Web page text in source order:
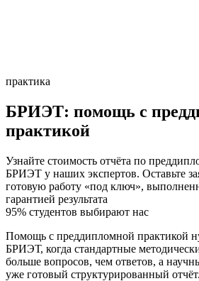
практика
БРИЭТ: помощь с
практикой
Узнайте стоимость отчёта по
БРИЭТ у наших экспертов. Оставьте
готовую работу «под ключ»,
гарантией результата
95% студентов выбирают нас
Помощь с преддипломной практикой
БРИЭТ, когда стандартные
больше вопросов, чем ответов, а
уже готовый структурированный отчёт.